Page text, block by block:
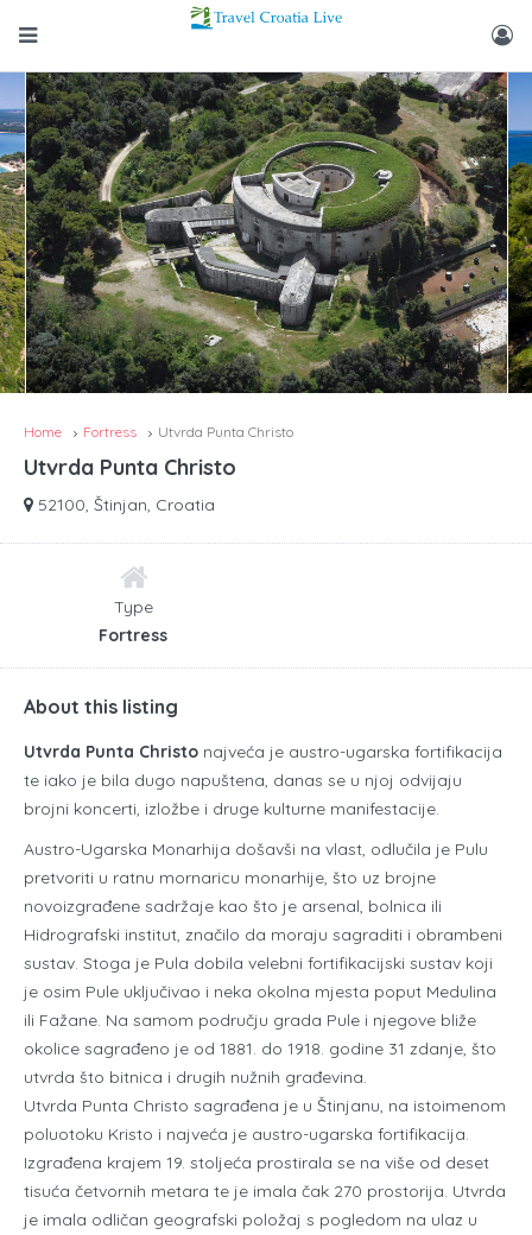
Home Fortress Utvrda Punta Christo
Utvrda Punta Christo
52100, Štinjan, Croatia
Type
Fortress
About this listing
Utvrda Punta Christo najveća je austro-ugarska fortifikacija
te iako je bila dugo napuštena, danas se u njoj odvijaju
brojni koncerti, izložbe i druge kulturne manifestacije.
Austro-Ugarska Monarhija došavši na vlast, odlučila je Pulu
pretvoriti u ratnu mornaricu monarhije, što uz brojne
novoizgrađene sadržaje kao što je arsenal, bolnica ili
Hidrografski institut, značilo da moraju sagraditi i obrambeni
sustav. Stoga je Pula dobila velebni fortifikacijski sustav koji
je osim Pule uključivao i neka okolna mjesta poput Medulina
ili Fažane. Na samom području grada Pule i njegove bliže
okolice sagrađeno je od 1881. do 1918. godine 31 zdanje, što
utvrda što bitnica i drugih nužnih građevina.
Utvrda Punta Christo sagrađena je u Štinjanu, na istoimenom
poluotoku Kristo i najveća je austro-ugarska fortifikacija.
Izgrađena krajem 19. stoljeća prostirala se na više od deset
tisuća četvornih metara te je imala čak 270 prostorija. Utvrda
je imala odličan geografski položaj s pogledom na ulaz u